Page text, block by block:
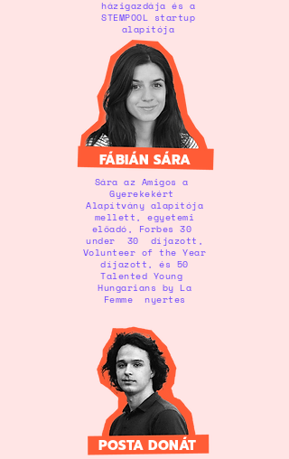
házigazdája és a
STEMPOOL startup
alapítója
FÁBIÁN SÁRA
Sára az Amigos a
Gyerekekért
Alapítvány alapítója
mellett, egyetemi
előadó, Forbes 30
under 30 díjazott,
Volunteer of the Year
díjazott, és 50
Talented Young
Hungarians by La
Femme nyertes
POSTA DONÁT